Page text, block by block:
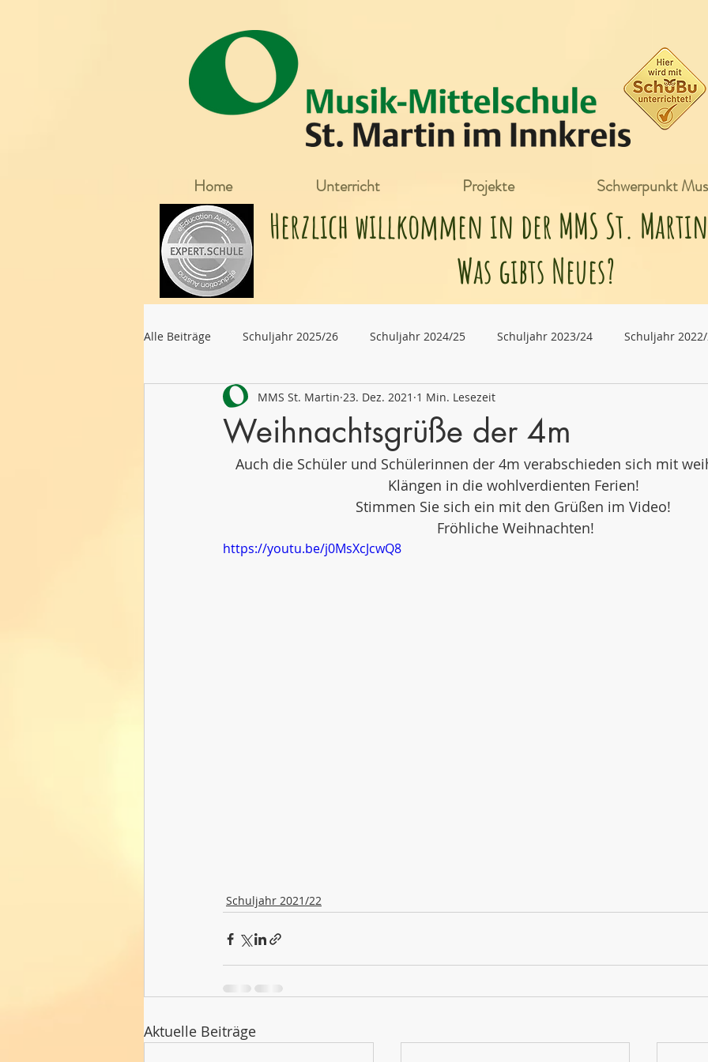
Herzlich willkommen in der MMS St.
Was gibts Neues?
Alle Beiträge Schuljahr 2025/26 Schuljahr 2024/25 Schuljahr 2023/24 Schuljahr
Schuljahr 2021/22 Schuljahr 2020/21 Schuljahr 2019/20
Weihnachtsgrüße der 4m
MMS St. Martin 23. Dez. 2021 1 Min. Lesezeit
Auch die Schüler und Schülerinnen der 4m verabschieden sich mit
Klängen in die wohlverdienten Ferien!
Stimmen Sie sich ein mit den Grüßen im Video!
Fröhliche Weihnachten!
https://youtu.be/j0MsXcJcwQ8
Schuljahr 2021/22
Aktuelle Beiträge
Home Unterricht Projekte Schwerpunkt